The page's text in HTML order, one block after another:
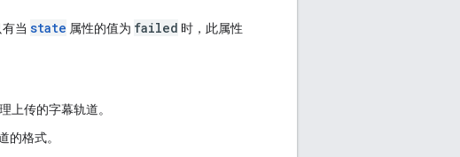
当 state 属性的值为 failed 时，此属性
上传的字幕轨道。
的格式。